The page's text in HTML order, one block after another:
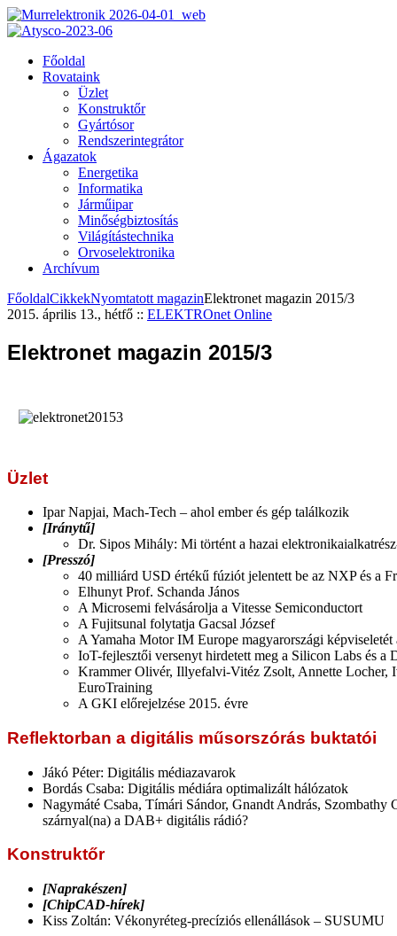
Főoldal
Rovataink
Üzlet
Konstruktőr
Gyártósor
Rendszerintegrátor
Ágazatok
Energetika
Informatika
Járműipar
Minőségbiztosítás
Világítástechnika
Orvoselektronika
Archívum
FőoldalCikkekNyomtatott magazinElektronet magazin 2015/3
2015. április 13., hétfő :: ELEKTROnet Online
Elektronet magazin 2015/3
Üzlet
Ipar Napjai, Mach-Tech – ahol ember és gép találkozik
[Iránytű]
Dr. Sipos Mihály: Mi történt a hazai
[Presszó]
40 milliárd USD értékű fúziót jelentett be az NXP és a
Elhunyt Prof. Schanda János
A Microsemi felvásárolja a Vitesse Semiconductort
A Fujitsunal folytatja Gacsal József
A Yamaha Motor IM Europe magyarországi
IoT-fejlesztői versenyt hirdetett meg a Silicon Labs és a
Krammer Olivér, Illyefalvi-Vitéz Zsolt, Annette Locher,
EuroTraining
A GKI előrejelzése 2015. évre
Reflektorban a digitális műsorszórás buktatói
Jákó Péter: Digitális médiazavarok
Bordás Csaba: Digitális médiára optimalizált hálózatok
Nagymáté Csaba, Tímári Sándor, Gnandt András, Szombathy
szárnyal(na) a DAB+ digitális rádió?
Konstruktőr
[Naprakészen]
[ChipCAD-hírek]
Kiss Zoltán: Vékonyréteg-precíziós ellenállások – SUSUMU